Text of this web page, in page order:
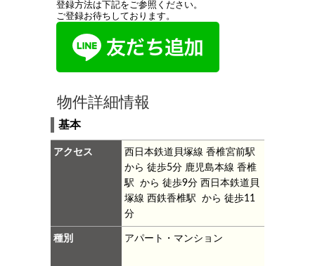
登録方法は下記をご参照ください。
ご登録お待ちしております。
物件詳細情報
基本
アクセス
西日本鉄道貝塚線 香椎宮前駅
から 徒歩5分 鹿児島本線 香椎
駅 から 徒歩9分西日本鉄道貝
塚線 西鉄香椎駅 から 徒歩11
分
種別 アパート・マンション